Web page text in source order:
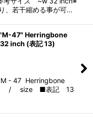
、若干縮める事が可…
47" Herringbone
inch (表記 13)
- 47 Herringbone
ズ / size ■表記 13